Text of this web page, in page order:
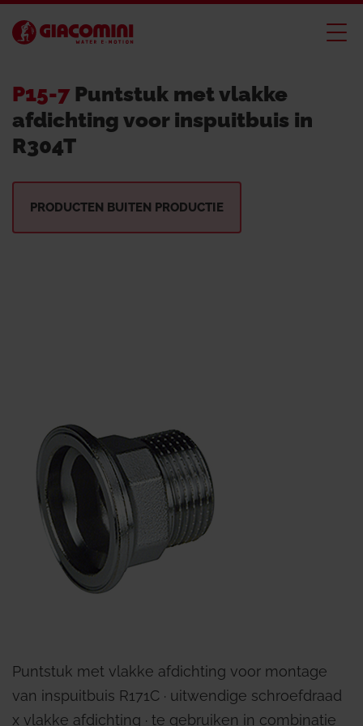
P15-7 Puntstuk met vlakke
afdichting voor inspuitbuis in
R304T
PRODUCTEN BUITEN PRODUCTIE
Puntstuk met vlakke afdichting voor montage
van inspuitbuis R171C ∙ uitwendige schroefdraad
x vlakke afdichting ∙ te gebruiken in combinatie